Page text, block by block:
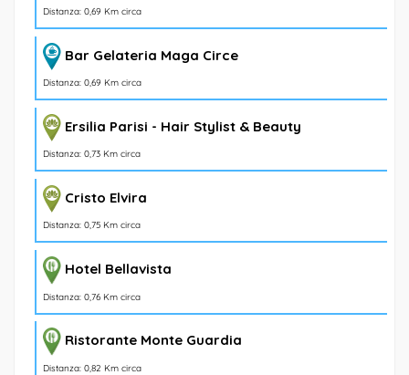
Distanza: 0,69 Km circa
Bar Gelateria Maga Circe
Distanza: 0,69 Km circa
Ersilia Parisi - Hair Stylist & Beauty
Distanza: 0,73 Km circa
Cristo Elvira
Distanza: 0,75 Km circa
Hotel Bellavista
Distanza: 0,76 Km circa
Ristorante Monte Guardia
Distanza: 0,82 Km circa